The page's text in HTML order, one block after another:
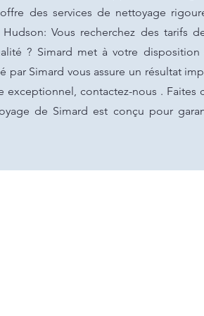
des services de nettoyage
Vous recherchez des tarifs
? Simard met à votre
Simard vous assure un résultat
contactez-nous . Faites
de Simard est conçu pour